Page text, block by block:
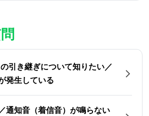
引き継ぎについて知りたい／
発生している
通知音（着信音）が鳴らない